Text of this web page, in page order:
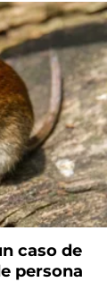
caso de
persona